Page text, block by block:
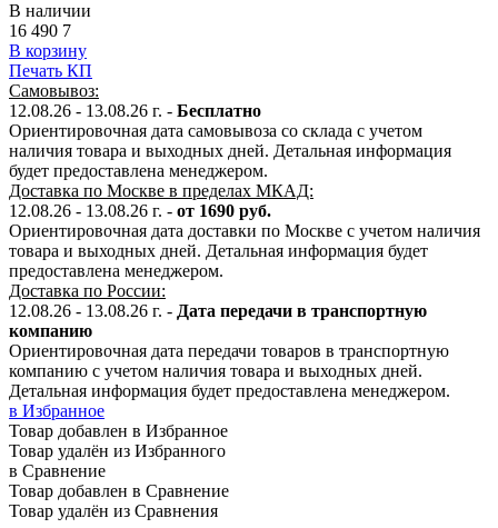
В наличии
16 490 7
В корзину
Печать КП
Самовывоз:
12.08.26 - 13.08.26 г. - Бесплатно
Ориентировочная дата самовывоза со склада с учетом
наличия товара и выходных дней. Детальная информация
будет предоставлена менеджером.
Доставка по Москве в пределах МКАД:
12.08.26 - 13.08.26 г. - от 1690 руб.
Ориентировочная дата доставки по Москве с учетом наличия
товара и выходных дней. Детальная информация будет
предоставлена менеджером.
Доставка по России:
12.08.26 - 13.08.26 г. - Дата передачи в транспортную
компанию
Ориентировочная дата передачи товаров в транспортную
компанию с учетом наличия товара и выходных дней.
Детальная информация будет предоставлена менеджером.
в Избранное
Товар добавлен в Избранное
Товар удалён из Избранного
в Сравнение
Товар добавлен в Сравнение
Товар удалён из Сравнения